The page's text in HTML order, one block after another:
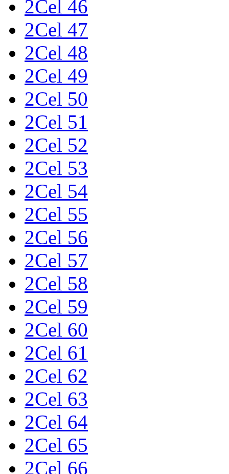
2Cel 46
2Cel 47
2Cel 48
2Cel 49
2Cel 50
2Cel 51
2Cel 52
2Cel 53
2Cel 54
2Cel 55
2Cel 56
2Cel 57
2Cel 58
2Cel 59
2Cel 60
2Cel 61
2Cel 62
2Cel 63
2Cel 64
2Cel 65
2Cel 66